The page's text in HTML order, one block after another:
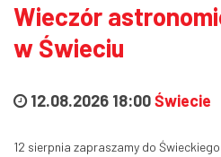
Wieczór
w Świeciu
12.08.2026 18:00Świecie
12 sierpnia zapraszamy do